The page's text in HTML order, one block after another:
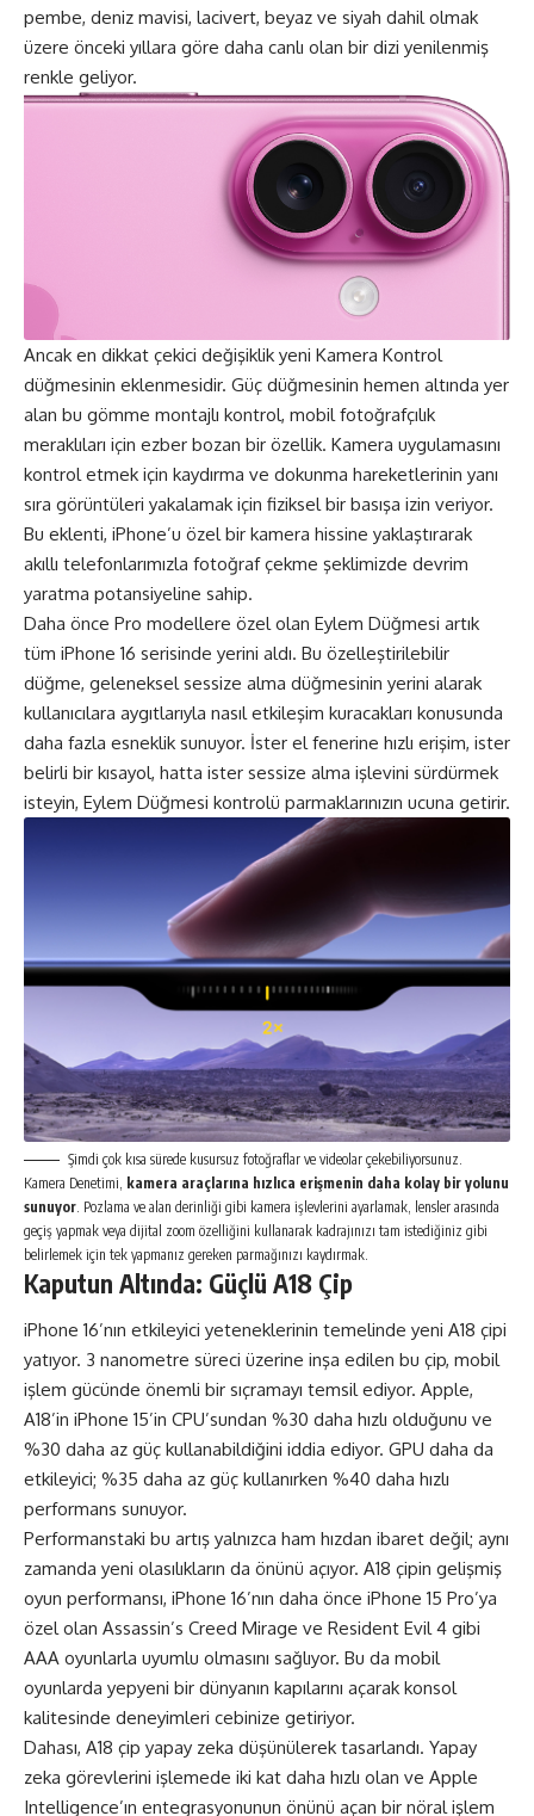
pembe, deniz mavisi, lacivert, beyaz ve siyah dahil olmak
üzere önceki yıllara göre daha canlı olan bir dizi yenilenmiş
renkle geliyor.
Ancak en dikkat çekici değişiklik yeni Kamera Kontrol
düğmesinin eklenmesidir. Güç düğmesinin hemen altında yer
alan bu gömme montajlı kontrol, mobil fotoğrafçılık
meraklıları için ezber bozan bir özellik. Kamera uygulamasını
kontrol etmek için kaydırma ve dokunma hareketlerinin yanı
sıra görüntüleri yakalamak için fiziksel bir basışa izin veriyor.
Bu eklenti, iPhone’u özel bir kamera hissine yaklaştırarak
akıllı telefonlarımızla fotoğraf çekme şeklimizde devrim
yaratma potansiyeline sahip.
Daha önce Pro modellere özel olan Eylem Düğmesi artık
tüm iPhone 16 serisinde yerini aldı. Bu özelleştirilebilir
düğme, geleneksel sessize alma düğmesinin yerini alarak
kullanıcılara aygıtlarıyla nasıl etkileşim kuracakları konusunda
daha fazla esneklik sunuyor. İster el fenerine hızlı erişim, ister
belirli bir kısayol, hatta ister sessize alma işlevini sürdürmek
isteyin, Eylem Düğmesi kontrolü parmaklarınızın ucuna getirir.
Şimdi çok kısa sürede kusursuz fotoğraflar ve videolar çekebiliyorsunuz.
Kamera Denetimi, kamera araçlarına hızlıca erişmenin daha kolay bir yolunu
sunuyor . Pozlama ve alan derinliği gibi kamera işlevlerini ayarlamak, lensler arasında
geçiş yapmak veya dijital zoom özelliğini kullanarak kadrajınızı tam istediğiniz gibi
belirlemek için tek yapmanız gereken parmağınızı kaydırmak.
Kaputun Altında: Güçlü A18 Çip
iPhone 16’nın etkileyici yeteneklerinin temelinde yeni A18 çipi
yatıyor. 3 nanometre süreci üzerine inşa edilen bu çip, mobil
işlem gücünde önemli bir sıçramayı temsil ediyor. Apple,
A18’in iPhone 15’in CPU’sundan %30 daha hızlı olduğunu ve
%30 daha az güç kullanabildiğini iddia ediyor. GPU daha da
etkileyici; %35 daha az güç kullanırken %40 daha hızlı
performans sunuyor.
Performanstaki bu artış yalnızca ham hızdan ibaret değil; aynı
zamanda yeni olasılıkların da önünü açıyor. A18 çipin gelişmiş
oyun performansı, iPhone 16’nın daha önce iPhone 15 Pro’ya
özel olan Assassin’s Creed Mirage ve Resident Evil 4 gibi
AAA oyunlarla uyumlu olmasını sağlıyor. Bu da mobil
oyunlarda yepyeni bir dünyanın kapılarını açarak konsol
kalitesinde deneyimleri cebinize getiriyor.
Dahası, A18 çip yapay zeka düşünülerek tasarlandı. Yapay
zeka görevlerini işlemede iki kat daha hızlı olan ve Apple
Intelligence’ın entegrasyonunun önünü açan bir nöral işlem